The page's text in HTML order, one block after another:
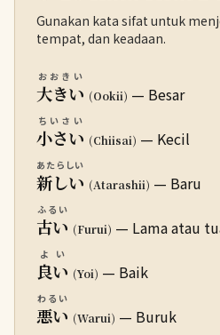
Gunakan kata sifat untuk
tempat, dan keadaan.
大きい
おおきい
(Ookii) — Besar
小さい
ちいさい
(Chiisai) — Kecil
新しい
あたらしい
(Atarashii) — Baru
古い
ふるい
(Furui) — Lama atau
良い
よい
(Yoi) — Baik
悪い
わるい
(Warui) — Buruk